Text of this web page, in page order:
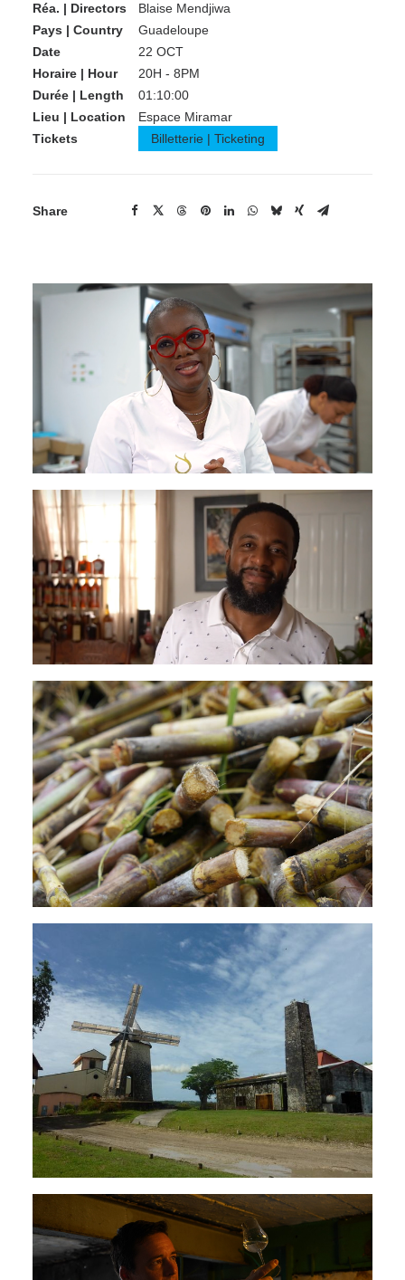
Réa. | Directors
Blaise Mendjiwa
Pays | Country
Guadeloupe
Date
22 OCT
Horaire | Hour
20H - 8PM
Durée | Length
01:10:00
Lieu | Location
Espace Miramar
Tickets
Billetterie | Ticketing
Share